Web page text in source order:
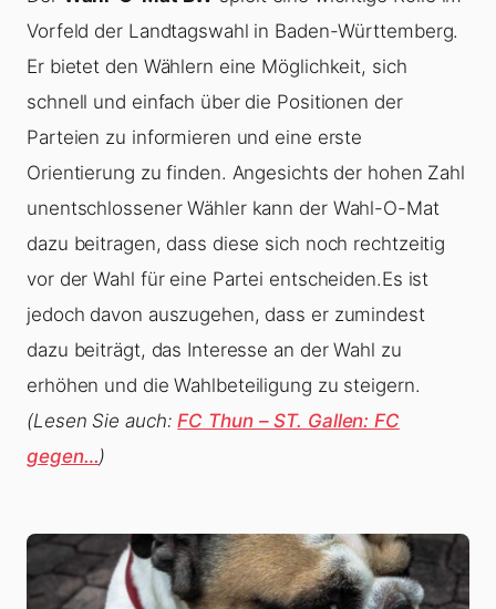
Vorfeld der Landtagswahl in Baden-Württemberg.
Er bietet den Wählern eine Möglichkeit, sich
schnell und einfach über die Positionen der
Parteien zu informieren und eine erste
Orientierung zu finden. Angesichts der hohen Zahl
unentschlossener Wähler kann der Wahl-O-Mat
dazu beitragen, dass diese sich noch rechtzeitig
vor der Wahl für eine Partei entscheiden.Es ist
jedoch davon auszugehen, dass er zumindest
dazu beiträgt, das Interesse an der Wahl zu
erhöhen und die Wahlbeteiligung zu steigern.
(Lesen Sie auch:FC Thun – ST. Gallen: FC
gegen…)